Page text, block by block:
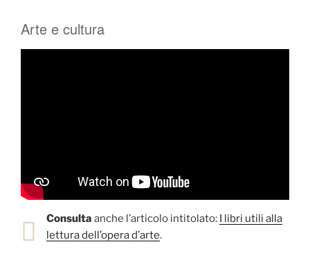
Arte e cultura
Consulta anche l’articolo intitolato:
I libri utili alla
lettura dell’opera d’arte.